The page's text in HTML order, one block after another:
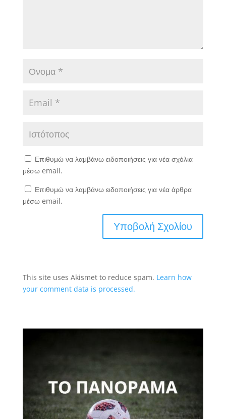
Επιθυμώ να λαμβάνω ειδοποιήσεις για νέα σχόλια
μέσω email.
Επιθυμώ να λαμβάνω ειδοποιήσεις για νέα άρθρα
μέσω email.
This site uses Akismet to reduce spam. Learn how
your comment data is processed.